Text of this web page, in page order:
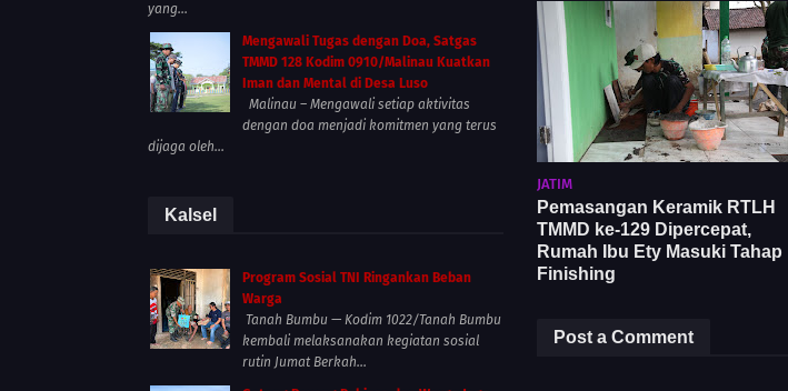
JATIM
Pemasangan Keramik RTLH
TMMD ke-129 Dipercepat,
Rumah Ibu Ety Masuki Tahap
Finishing
Post a Comment
yang...
Mengawali Tugas dengan Doa, Satgas
TMMD 128 Kodim 0910/Malinau Kuatkan
Iman dan Mental di Desa Luso
Malinau – Mengawali setiap aktivitas
dengan doa menjadi komitmen yang terus
dijaga oleh...
Kalsel
Program Sosial TNI Ringankan Beban
Warga
Tanah Bumbu — Kodim 1022/Tanah Bumbu
kembali melaksanakan kegiatan sosial
rutin Jumat Berkah...